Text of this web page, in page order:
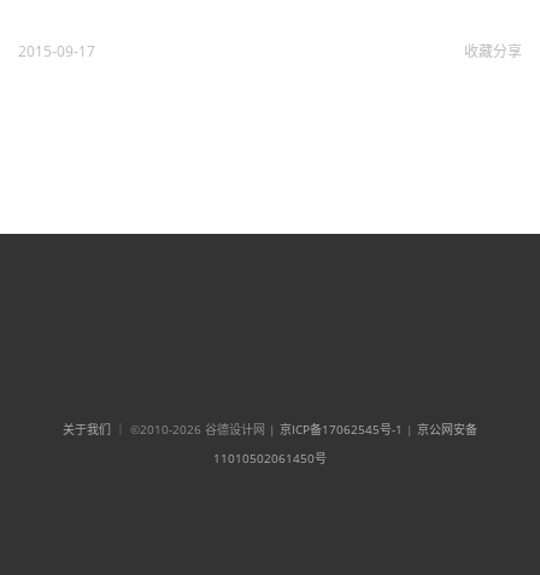
2015-09-17 收藏分享
关于我们 ｜ ©2010-2026 谷德设计网 | 京ICP备17062545号-1 | 京公网安备
11010502061450号